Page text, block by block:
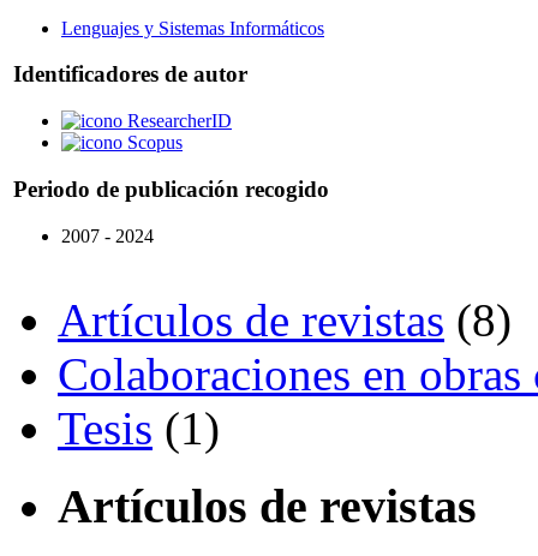
Lenguajes y Sistemas Informáticos
Identificadores de autor
ResearcherID
Scopus
Periodo de publicación recogido
2007 - 2024
Artículos de revistas (8)
Colaboraciones en
Tesis (1)
Artículos de revistas